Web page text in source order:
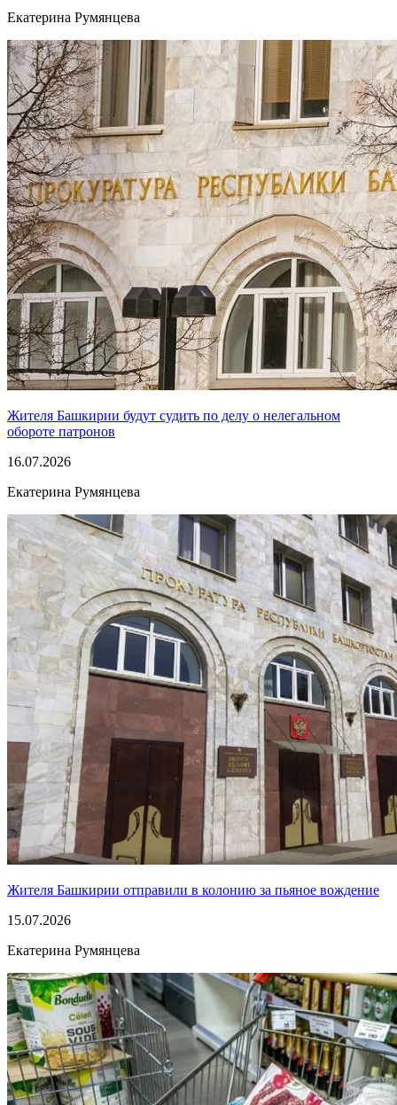
Екатерина Румянцева
Жителя Башкирии будут судить по делу о нелегальном
обороте патронов
16.07.2026
Екатерина Румянцева
Жителя Башкирии отправили в колонию за пьяное вождение
15.07.2026
Екатерина Румянцева